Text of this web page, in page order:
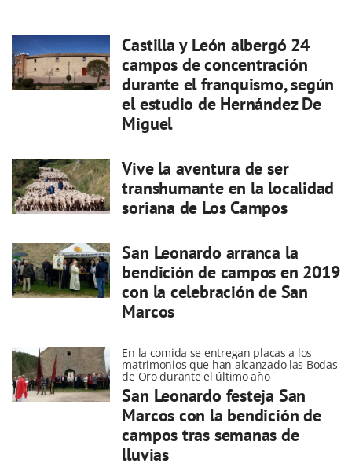
Castilla y León albergó 24
campos de concentración
durante el franquismo, según
el estudio de Hernández De
Miguel
Vive la aventura de ser
transhumante en la localidad
soriana de Los Campos
San Leonardo arranca la
bendición de campos en 2019
con la celebración de San
Marcos
En la comida se entregan placas a los
matrimonios que han alcanzado las Bodas
de Oro durante el último año
San Leonardo festeja San
Marcos con la bendición de
campos tras semanas de
lluvias